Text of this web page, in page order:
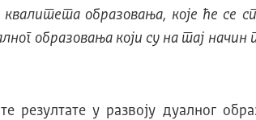
образовања, које ће се
образовања који су на тај начин
резултате у развоју дуалног